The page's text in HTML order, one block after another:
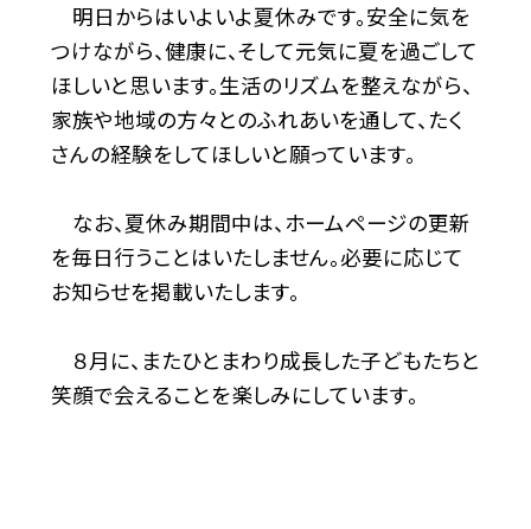
明日からはいよいよ夏休みです。安全に気を
つけながら、健康に、そして元気に夏を過ごして
ほしいと思います。生活のリズムを整えながら、
家族や地域の方々とのふれあいを通して、たく
さんの経験をしてほしいと願っています。
なお、夏休み期間中は、ホームページの更新
を毎日行うことはいたしません。必要に応じて
お知らせを掲載いたします。
８月に、またひとまわり成長した子どもたちと
笑顔で会えることを楽しみにしています。